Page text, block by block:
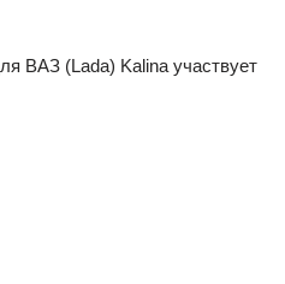
ВАЗ (Lada) Kalina участвует